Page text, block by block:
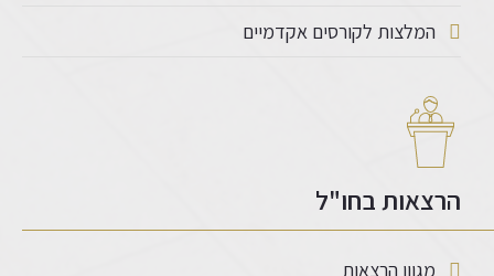
המלצות לקורסים אקדמיים
הרצאות בחו"ל
מגוון הרצאות